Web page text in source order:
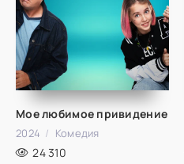
Мое любимое привидение
2024 Комедия
24 310